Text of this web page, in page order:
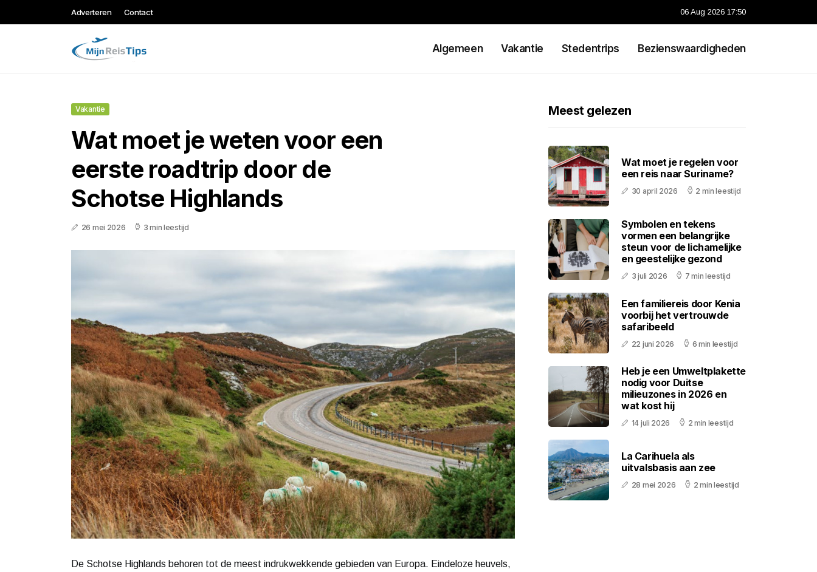
Adverteren Contact 06 Aug 2026 17:50
Algemeen Vakantie Stedentrips Bezienswaardigheden
Vakantie
Wat moet je weten voor een
eerste roadtrip door de
Schotse Highlands
26 mei 2026 3 min leestijd
De Schotse Highlands behoren tot de meest indrukwekkende gebieden van Europa. Eindeloze heuvels,
Meest gelezen
Wat moet je regelen voor
een reis naar Suriname?
30 april 2026 2 min leestijd
Symbolen en tekens
vormen een belangrijke
steun voor de lichamelijke
en geestelijke gezond
3 juli 2026 7 min leestijd
Een familiereis door Kenia
voorbij het vertrouwde
safaribeeld
22 juni 2026 6 min leestijd
Heb je een Umweltplakette
nodig voor Duitse
milieuzones in 2026 en
wat kost hij
14 juli 2026 2 min leestijd
La Carihuela als
uitvalsbasis aan zee
28 mei 2026 2 min leestijd